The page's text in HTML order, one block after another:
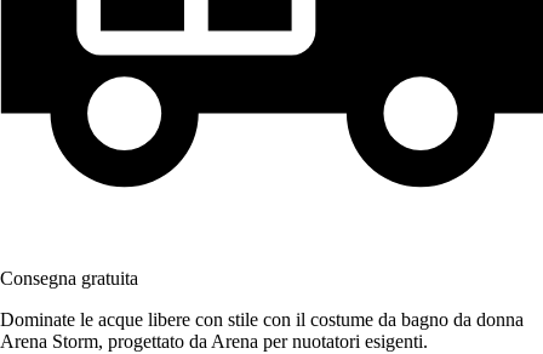
Consegna gratuita
Dominate le acque libere con stile con il costume da bagno da donna
Arena Storm, progettato da Arena per nuotatori esigenti.